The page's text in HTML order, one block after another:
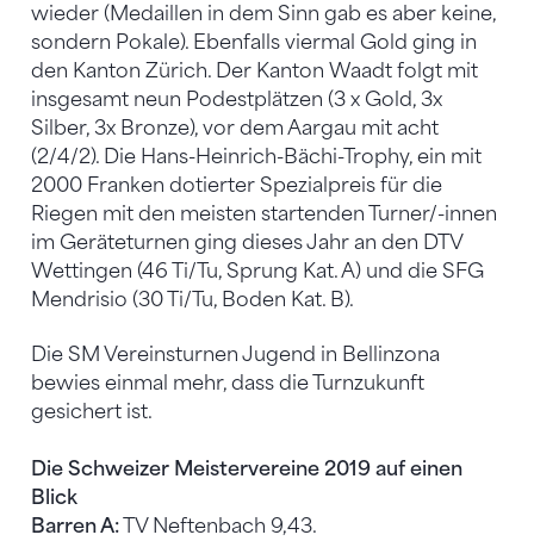
wieder (Medaillen in dem Sinn gab es aber keine,
sondern Pokale). Ebenfalls viermal Gold ging in
den Kanton Zürich. Der Kanton Waadt folgt mit
insgesamt neun Podestplätzen (3 x Gold, 3x
Silber, 3x Bronze), vor dem Aargau mit acht
(2/4/2). Die Hans-Heinrich-Bächi-Trophy, ein mit
2000 Franken dotierter Spezialpreis für die
Riegen mit den meisten startenden Turner/-innen
im Geräteturnen ging dieses Jahr an den DTV
Wettingen (46 Ti/Tu, Sprung Kat. A) und die SFG
Mendrisio (30 Ti/Tu, Boden Kat. B).
Die SM Vereinsturnen Jugend in Bellinzona
bewies einmal mehr, dass die Turnzukunft
gesichert ist.
Die Schweizer Meistervereine 2019 auf einen
Blick
Barren A: TV Neftenbach 9,43.